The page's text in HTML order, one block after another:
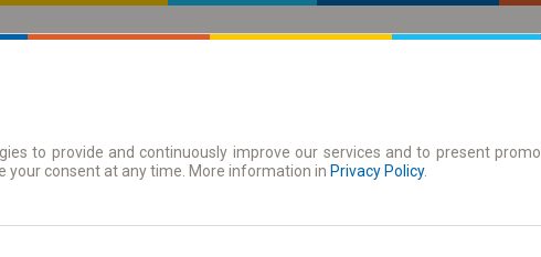
| Tickets Season tickets
to provide and continuously improve our services and to present
your consent at any time. More information in Privacy Policy.